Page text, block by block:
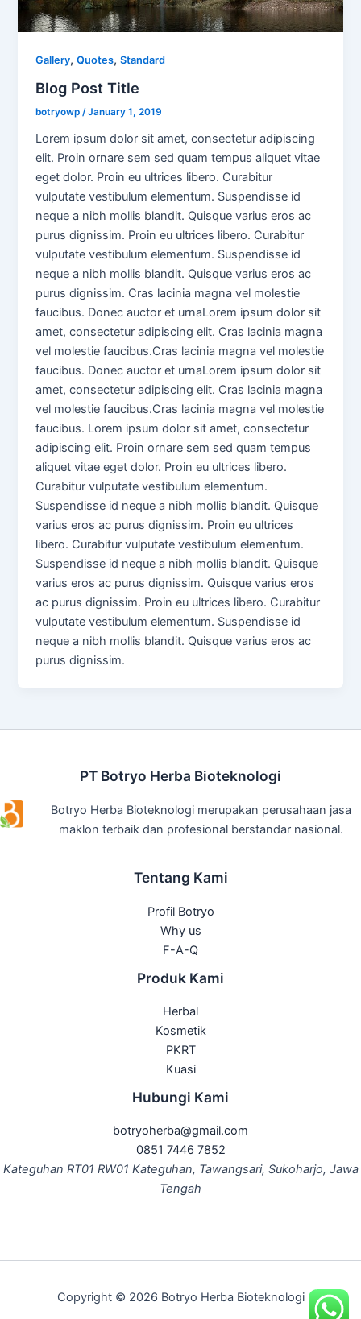
Gallery,Quotes,Standard
Blog Post Title
botryowp/January 1, 2019
Lorem ipsum dolor sit amet, consectetur adipiscing
elit. Proin ornare sem sed quam tempus aliquet vitae
eget dolor. Proin eu ultrices libero. Curabitur
vulputate vestibulum elementum. Suspendisse id
neque a nibh mollis blandit. Quisque varius eros ac
purus dignissim. Proin eu ultrices libero. Curabitur
vulputate vestibulum elementum. Suspendisse id
neque a nibh mollis blandit. Quisque varius eros ac
purus dignissim. Cras lacinia magna vel molestie
faucibus. Donec auctor et urnaLorem ipsum dolor sit
amet, consectetur adipiscing elit. Cras lacinia magna
vel molestie faucibus.Cras lacinia magna vel molestie
faucibus. Donec auctor et urnaLorem ipsum dolor sit
amet, consectetur adipiscing elit. Cras lacinia magna
vel molestie faucibus.Cras lacinia magna vel molestie
faucibus. Lorem ipsum dolor sit amet, consectetur
adipiscing elit. Proin ornare sem sed quam tempus
aliquet vitae eget dolor. Proin eu ultrices libero.
Curabitur vulputate vestibulum elementum.
Suspendisse id neque a nibh mollis blandit. Quisque
varius eros ac purus dignissim. Proin eu ultrices
libero. Curabitur vulputate vestibulum elementum.
Suspendisse id neque a nibh mollis blandit. Quisque
varius eros ac purus dignissim. Quisque varius eros
ac purus dignissim. Proin eu ultrices libero. Curabitur
vulputate vestibulum elementum. Suspendisse id
neque a nibh mollis blandit. Quisque varius eros ac
purus dignissim.
PT Botryo Herba Bioteknologi
Botryo Herba Bioteknologi merupakan perusahaan jasa
maklon terbaik dan profesional berstandar nasional.
Tentang Kami
Profil Botryo
Why us
F-A-Q
Produk Kami
Herbal
Kosmetik
PKRT
Kuasi
Hubungi Kami
botryoherba@gmail.com
0851 7446 7852
Kateguhan RT01 RW01 Kateguhan, Tawangsari, Sukoharjo, Jawa
Tengah
Copyright © 2026 Botryo Herba Bioteknologi